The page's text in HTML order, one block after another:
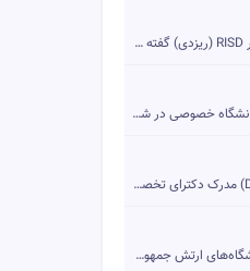
مدرسه طراحی رود آیلند که به اختصار RISD (ریزدی) گفته می‌شود ...
دانشگاه هاروارد (مختصراً HU) یک دانشگاه خصوصی در شهر کمبریج ...
دکتر پزشکی استیوپاتی (به اختصار DO) مدرک دکترای تخصصی برای پ...
دانشگاه افسری امام علی یکی از دانشگاه‌های ارتش جمهوری اسلامی...